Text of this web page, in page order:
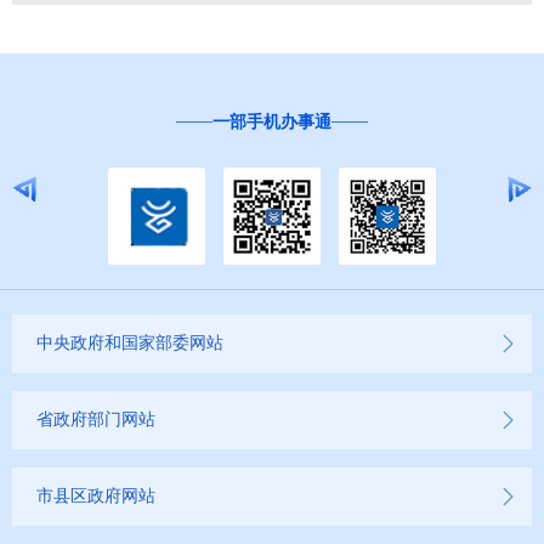
一部手机办事通
中央政府和国家部委网站
省政府部门网站
市县区政府网站